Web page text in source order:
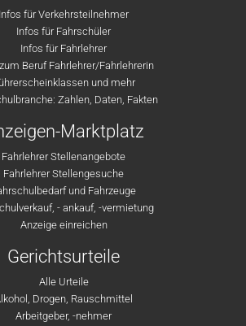
Infos für Verkehrsteilnehmer
Infos für Fahrschüler
Infos für Fahrlehrer
Beruf Fahrlehrer/Fahrlehrerin
und mehr
Zahlen, Daten, Fakten
Marktplatz
Fahrlehrer Stellenangebote
Fahrlehrer Stellengesuche
und Fahrzeuge
- ankauf, -vermietung
Anzeige einreichen
Gerichtsurteile
Alle Urteile
Drogen, Rauschmittel
Arbeitgeber, -nehmer